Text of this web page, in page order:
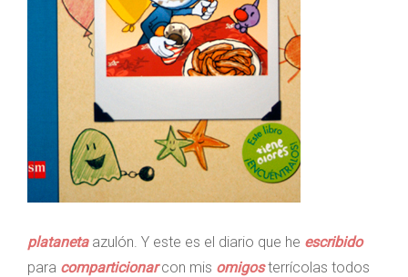
platanetaazulón. Y este es el diario que he escribido
para comparticionarcon mis omigosterrícolas todos